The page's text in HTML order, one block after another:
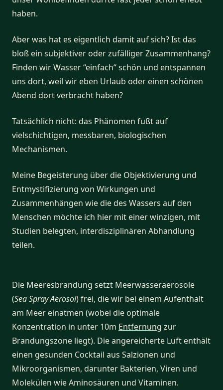
haben.
Aber was hat es eigentlich damit auf sich? Ist das
bloß ein subjektiver oder zufälliger Zusammenhang?
Finden wir Wasser “einfach“ schön und entspannen
uns dort, weil wir eben Urlaub oder einen schönen
Abend dort verbracht haben?
Tatsächlich nicht: das Phänomen fußt auf
vielschichtigen, messbaren, biologischen
Mechanismen.
Meine Begeisterung über die Objektivierung und
Entmystifizierung von Wirkungen und
Zusammenhängen wie die des Wassers auf den
Menschen möchte ich hier mit einer winzigen, mit
Studien belegten, interdisziplinären Abhandlung
teilen.
Die Meeresbrandung setzt Meerwasseraerosole
(Sea Spray Aerosol) frei, die wir bei einem Aufenthalt
am Meer einatmen (wobei die optimale
Konzentration in unter 10m Entfernung zur
Brandungszone liegt). Die angereicherte Luft enthält
einen gesunden Cocktail aus Salzionen und
Mikroorganismen, darunter Bakterien, Viren und
Molekülen wie Aminosäuren und Vitaminen.